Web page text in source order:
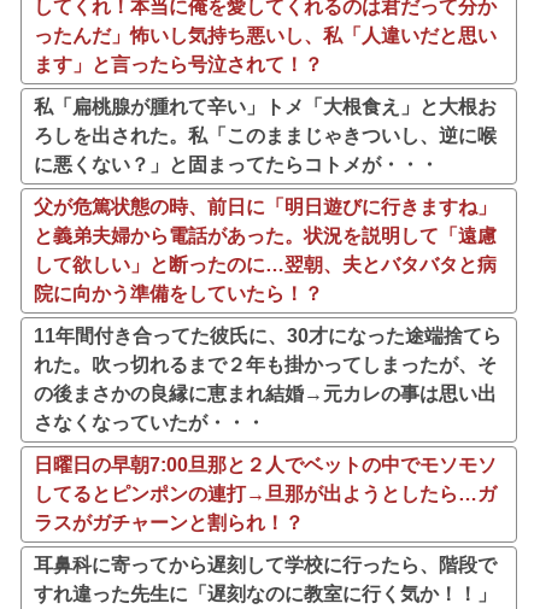
してくれ！本当に俺を愛してくれるのは君だって分か
ったんだ」怖いし気持ち悪いし、私「人違いだと思い
ます」と言ったら号泣されて！？
私「扁桃腺が腫れて辛い」トメ「大根食え」と大根お
ろしを出された。私「このままじゃきついし、逆に喉
に悪くない？」と固まってたらコトメが・・・
父が危篤状態の時、前日に「明日遊びに行きますね」
と義弟夫婦から電話があった。状況を説明して「遠慮
して欲しい」と断ったのに…翌朝、夫とバタバタと病
院に向かう準備をしていたら！？
11年間付き合ってた彼氏に、30才になった途端捨てら
れた。吹っ切れるまで２年も掛かってしまったが、そ
の後まさかの良縁に恵まれ結婚→元カレの事は思い出
さなくなっていたが・・・
日曜日の早朝7:00旦那と２人でベットの中でモソモソ
してるとピンポンの連打→旦那が出ようとしたら…ガ
ラスがガチャーンと割られ！？
耳鼻科に寄ってから遅刻して学校に行ったら、階段で
すれ違った先生に「遅刻なのに教室に行く気か！！」